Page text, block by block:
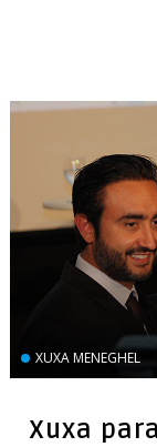
XUXA MENEGHEL
Xuxa